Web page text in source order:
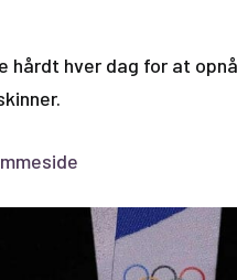
hver dag for at